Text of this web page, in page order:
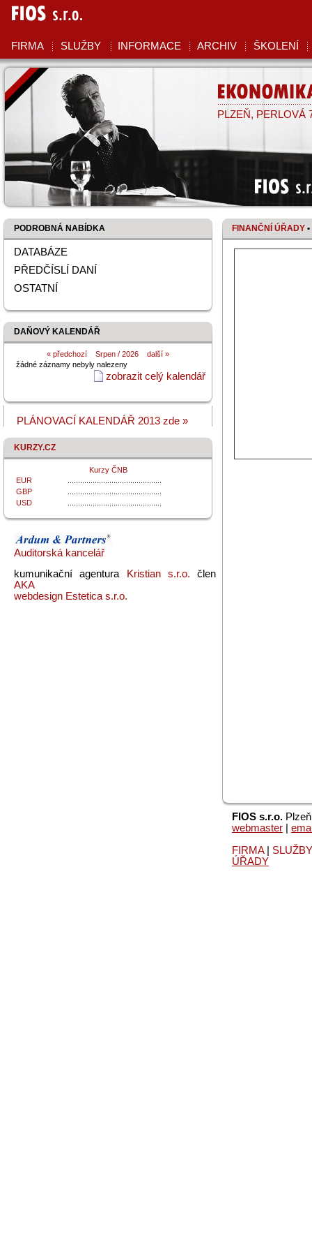
FIOS
FIRMA SLUŽBY INFORMACE ARCHIV ŠKOLENÍ
PLZEŇ, PERLOVÁ
FIOS
FINANČNÍ ÚŘADY
FIOS s.r.o.
webmaster
FIRMA| SLUŽBY
ÚŘADY
PODROBNÁ NABÍDKA
DATABÁZE
PŘEDČÍSLÍ DANÍ
OSTATNÍ
DAŇOVÝ KALENDÁŘ
« předchozí Srpen / 2026 další »
žádné záznamy nebyly nalezeny
zobrazit celý kalendář
PLÁNOVACÍ KALENDÁŘ 2013 zde »
KURZY.CZ
Kurzy ČNB
EUR
GBP
USD
Auditorská kancelář
kumunikační agentura
Kristian s.r.o. člen
AKA
webdesign Estetica s.r.o.